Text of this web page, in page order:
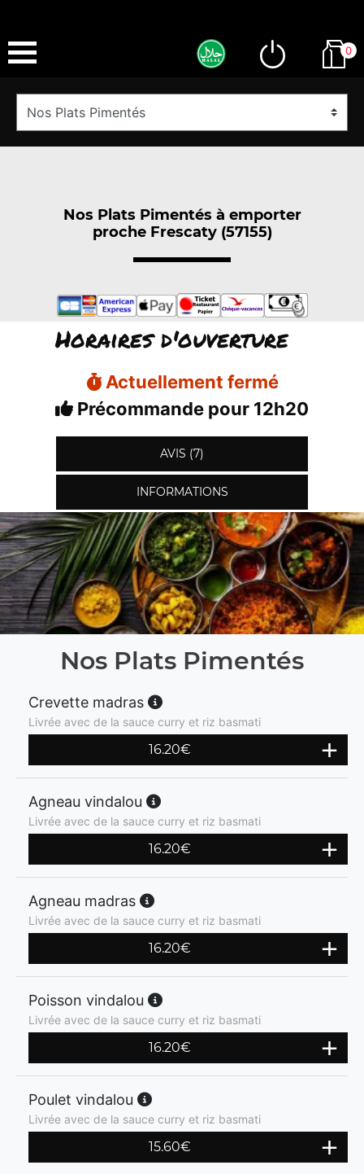
0
Nos Plats Pimentés à emporter
proche Frescaty (57155)
Horaires d'ouverture
Actuellement fermé
Précommande pour 12h20
AVIS (7)
INFORMATIONS
Nos Plats Pimentés
Crevette madras
Livrée avec de la sauce curry et riz basmati
16.20€
Agneau vindalou
Livrée avec de la sauce curry et riz basmati
16.20€
Agneau madras
Livrée avec de la sauce curry et riz basmati
16.20€
Poisson vindalou
Livrée avec de la sauce curry et riz basmati
16.20€
Poulet vindalou
Livrée avec de la sauce curry et riz basmati
15.60€